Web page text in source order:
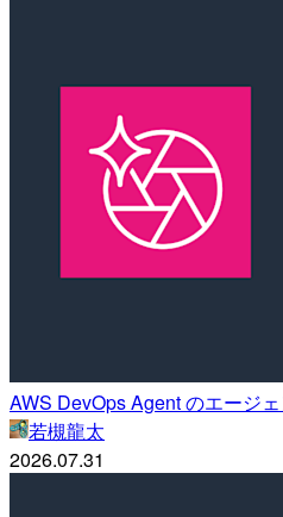
AWS DevOps Agent のエージ
若槻龍太
2026.07.31